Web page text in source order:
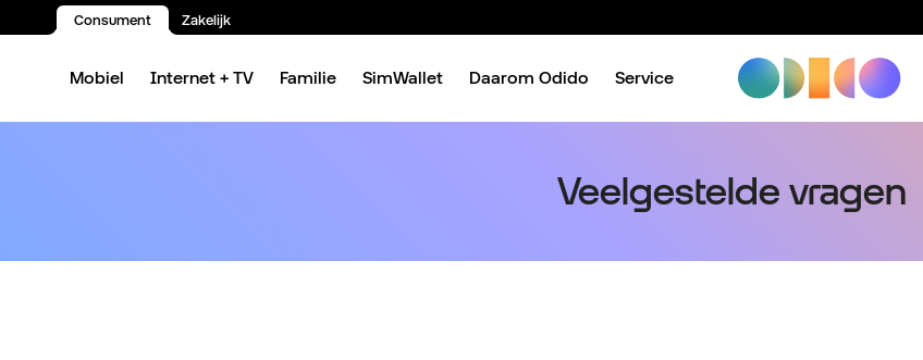
Consument Zakelijk
Mobiel Internet + TV Familie SimWallet Daarom Odido Service
Veelgestelde vragen